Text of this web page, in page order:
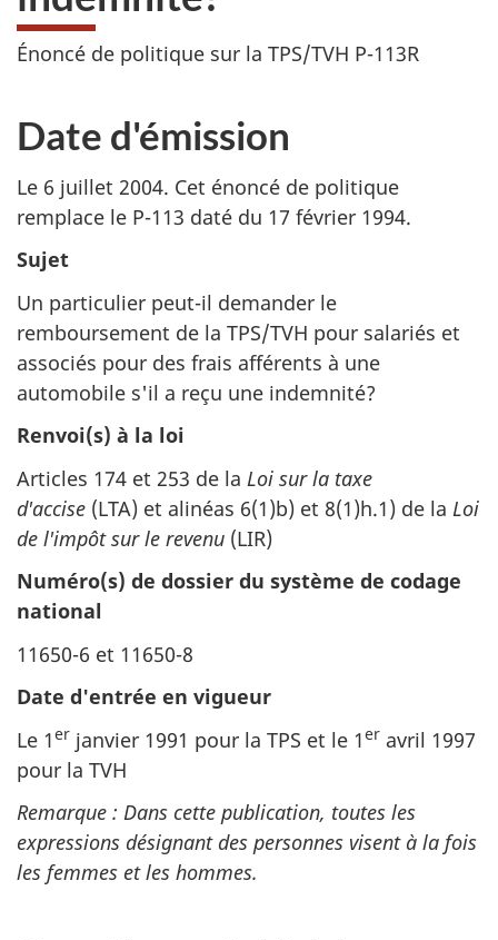
Énoncé de politique sur la TPS/TVH P-113R
Date d'émission
Le 6 juillet 2004. Cet énoncé de politique
remplace le P-113 daté du 17 février 1994.
Sujet
Un particulier peut-il demander le
remboursement de la TPS/TVH pour salariés et
associés pour des frais afférents à une
automobile s'il a reçu une indemnité?
Renvoi(s) à la loi
Articles 174 et 253 de la Loi sur la taxe
d'accise (LTA) et alinéas 6(1)b) et 8(1)h.1) de la Loi
de l'impôt sur le revenu (LIR)
Numéro(s) de dossier du système de codage
national
11650-6 et 11650-8
Date d'entrée en vigueur
Le 1er janvier 1991 pour la TPS et le 1er avril 1997
pour la TVH
Remarque : Dans cette publication, toutes les
expressions désignant des personnes visent à la fois
les femmes et les hommes.